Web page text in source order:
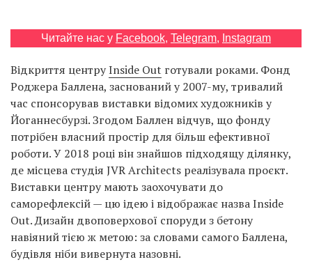
Читайте нас у Facebook, Telegram, Instagram
Відкриття центруInside Out готували роками. Фонд
Роджера Баллена, заснований у 2007-му, тривалий
час спонсорував виставки відомих художників у
Йоганнесбурзі. Згодом Баллен відчув, що фонду
потрібен власний простір для більш ефективної
роботи. У 2018 році він знайшов підходящу ділянку,
де місцева студія JVR Architects реалізувала проєкт.
Виставки центру мають заохочувати до
саморефлексій — цю ідею і відображає назва Inside
Out. Дизайн двоповерхової споруди з бетону
навіяний тією ж метою: за словами самого Баллена,
будівля ніби вивернута назовні.